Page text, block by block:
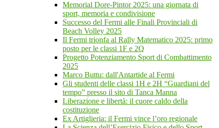
Memorial Dore-Pintor 2025: una giornata di
sport, memoria e condivisione
Successo del Fermi alle Finali Provinciali di
Beach Volley 2025
Il Fermi trionfa al Rally Matematico 2025: primo
posto per le classi 1F e 2Q
Progetto Potenziamento Sport di Combattimento
2025
Marco Buttu: dall'Antartide al Fermi
Gli studenti delle classi 1H e 2H “Guardiani del
tempo” presso il sito di Tanca Manna
Liberazione e libertà: il cuore caldo della
costituzione
Ex Artiglieria: il Fermi vince l’oro regionale